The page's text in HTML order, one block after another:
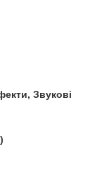
Звукові